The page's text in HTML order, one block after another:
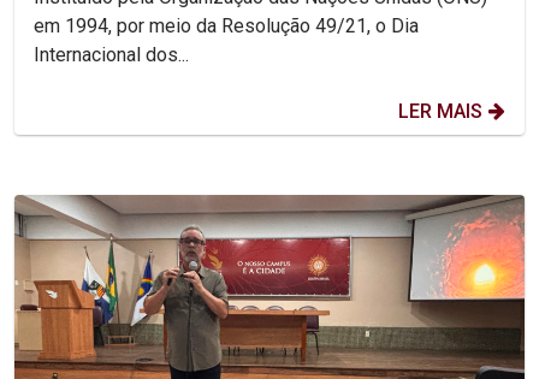
em 1994, por meio da Resolução 49/21, o Dia
Internacional dos...
LER MAIS